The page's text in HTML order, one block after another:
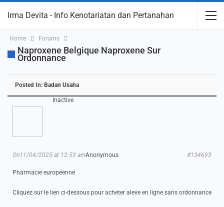
Irma Devita - Info Kenotariatan dan Pertanahan
Home Forums
Naproxene Belgique Naproxene Sur
Ordonnance
Posted In: Badan Usaha
Inactive
Anonymous
On11/04/2025 at 12:53 am #134693
Pharmacie européenne
Cliquez sur le lien ci-dessous pour acheter aleve en ligne sans ordonnance